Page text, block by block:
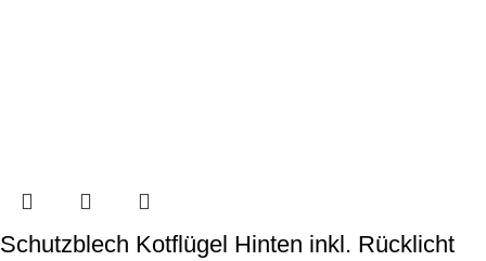
Schutzblech Kotflügel Hinten inkl. Rücklicht